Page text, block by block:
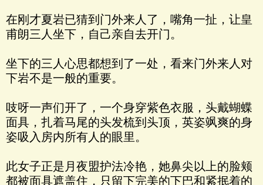
在刚才夏岩已猜到门外来人了，嘴角一扯，让皇
甫朗三人坐下，自己亲自去开门。
坐下的三人心思都想到了一处，看来门外来人对
下岩不是一般的重要。
吱呀一声们开了，一个身穿紫色衣服，头戴蝴蝶
面具，扎着马尾的头发梳到头顶，英姿飒爽的身
姿吸入房内所有人的眼里。
此女子正是月夜盟护法冷艳，她鼻尖以上的脸颊
都被面具遮盖住，只留下完美的下巴和紧抿着的